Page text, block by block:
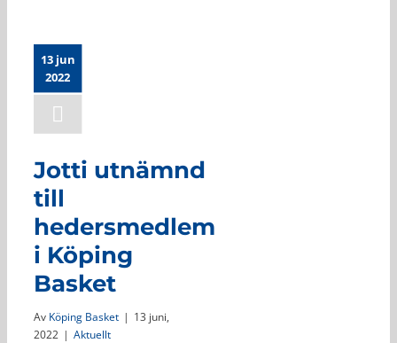
13 jun
2022
Jotti utnämnd
till
hedersmedlem
i Köping
Basket
Av Köping Basket | 13 juni,
2022 | Aktuellt